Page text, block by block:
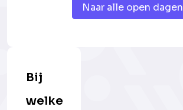
Naar alle open dagen
Bij
welke